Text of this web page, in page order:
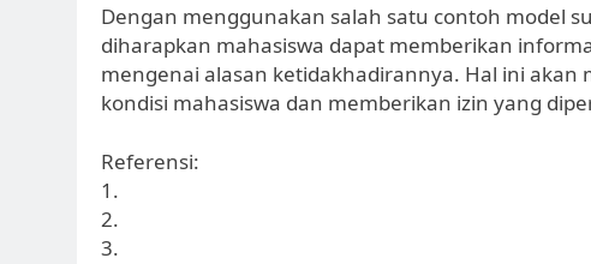
Dengan menggunakan salah satu contoh model
diharapkan mahasiswa dapat memberikan
mengenai alasan ketidakhadirannya. Hal ini
kondisi mahasiswa dan memberikan izin yang
Referensi:
1.
2.
3.